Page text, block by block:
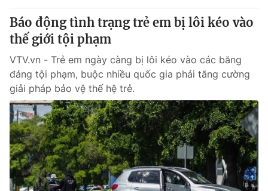
Chuyên mục
Chính trị
Xã hội
Pháp luật
Y tế
Thế giới
Báo động tình trạng trẻ em bị lôi kéo vào
thế giới tội phạm
VTV.vn - Trẻ em ngày càng bị lôi kéo vào các băng
đảng tội phạm, buộc nhiều quốc gia phải tăng cường
giải pháp bảo vệ thế hệ trẻ.